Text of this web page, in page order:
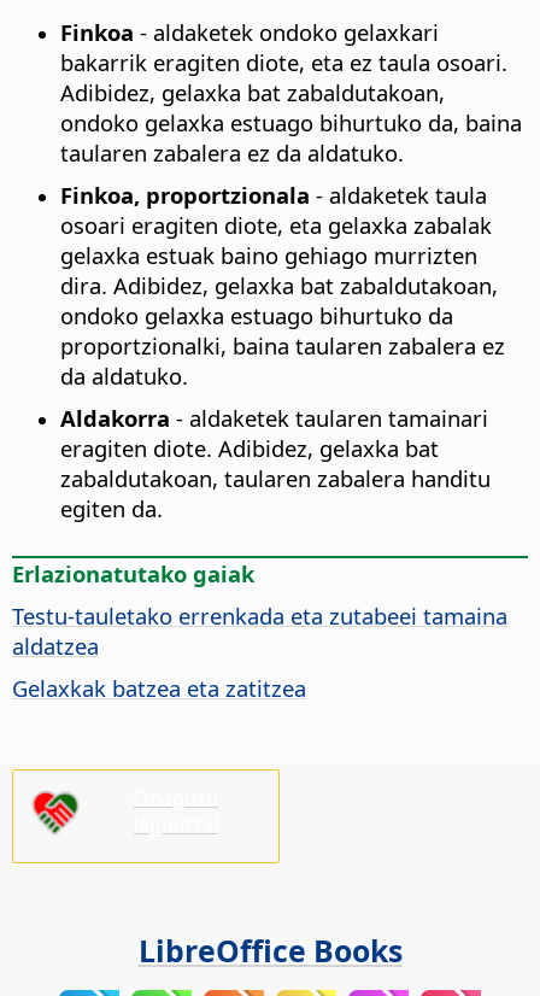
Finkoa - aldaketek ondoko gelaxkari
bakarrik eragiten diote, eta ez taula osoari.
Adibidez, gelaxka bat zabaldutakoan,
ondoko gelaxka estuago bihurtuko da, baina
taularen zabalera ez da aldatuko.
Finkoa, proportzionala - aldaketek taula
osoari eragiten diote, eta gelaxka zabalak
gelaxka estuak baino gehiago murrizten
dira. Adibidez, gelaxka bat zabaldutakoan,
ondoko gelaxka estuago bihurtuko da
proportzionalki, baina taularen zabalera ez
da aldatuko.
Aldakorra - aldaketek taularen tamainari
eragiten diote. Adibidez, gelaxka bat
zabaldutakoan, taularen zabalera handitu
egiten da.
Erlazionatutako gaiak
Testu-tauletako errenkada eta zutabeei tamaina
aldatzea
Gelaxkak batzea eta zatitzea
LibreOffice Books